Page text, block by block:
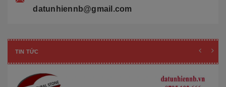
datunhiennb@gmail.com
TIN TỨC